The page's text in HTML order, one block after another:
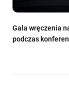
Gala wręczenia
podczas